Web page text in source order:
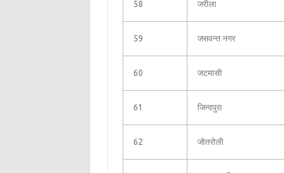
58 जरीला
59 जसवन्त नगर
60 जटमासी
61 जिन्दपुरा
62 जोतरोली